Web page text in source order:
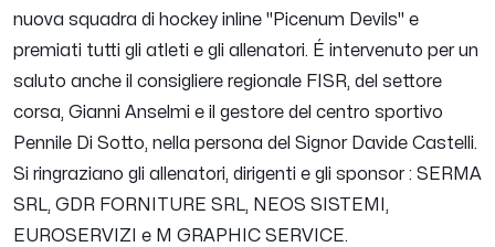
nuova squadra di hockey inline "Picenum Devils" e
premiati tutti gli atleti e gli allenatori. É intervenuto per un
saluto anche il consigliere regionale FISR, del settore
corsa, Gianni Anselmi e il gestore del centro sportivo
Pennile Di Sotto, nella persona del Signor Davide Castelli.
Si ringraziano gli allenatori, dirigenti e gli sponsor : SERMA
SRL, GDR FORNITURE SRL, NEOS SISTEMI,
EUROSERVIZI e M GRAPHIC SERVICE.